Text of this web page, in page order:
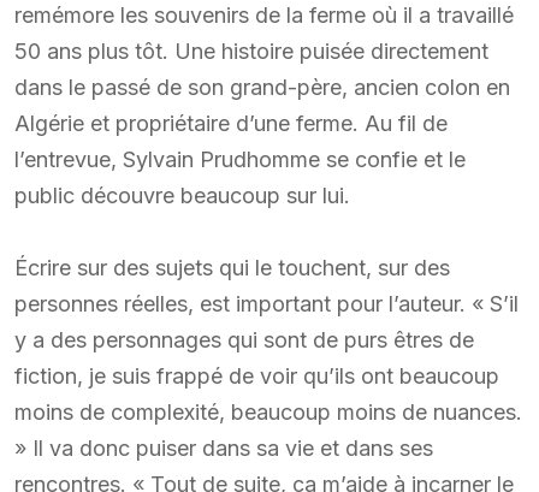
remémore les souvenirs de la ferme où il a travaillé
50 ans plus tôt. Une histoire puisée directement
dans le passé de son grand-père, ancien colon en
Algérie et propriétaire d’une ferme. Au fil de
l’entrevue, Sylvain Prudhomme se confie et le
public découvre beaucoup sur lui.
Écrire sur des sujets qui le touchent, sur des
personnes réelles, est important pour l’auteur. « S’il
y a des personnages qui sont de purs êtres de
fiction, je suis frappé de voir qu’ils ont beaucoup
moins de complexité, beaucoup moins de nuances.
» Il va donc puiser dans sa vie et dans ses
rencontres. « Tout de suite, ça m’aide à incarner le